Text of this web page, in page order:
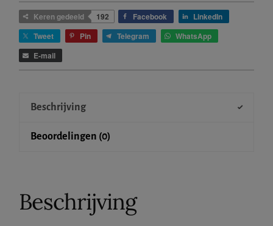
aantal
Keren gedeeld 192 Facebook
LinkedIn
Tweet
Pin Telegram
WhatsApp
E-mail
Beschrijving
Beoordelingen (0)
Beschrijving